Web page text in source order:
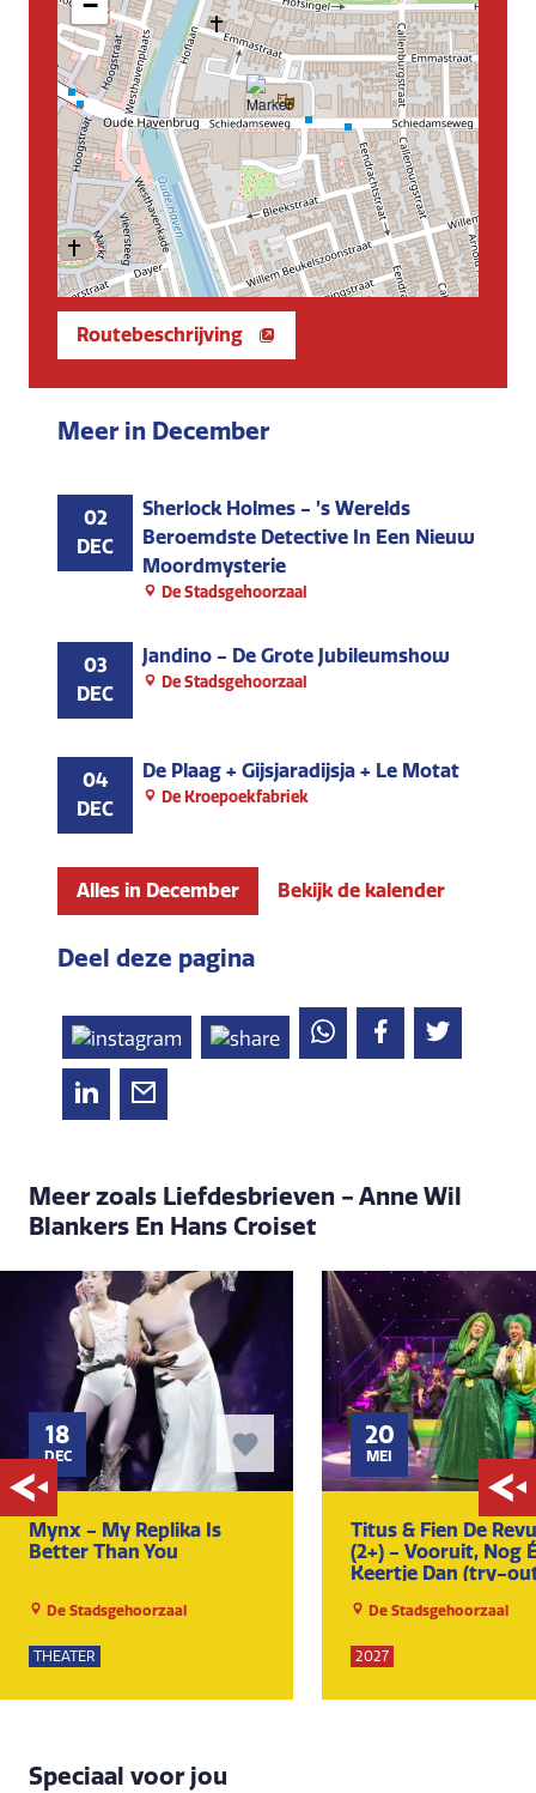
Routebeschrijving
Meer in December
02
DEC
Sherlock Holmes - ’s Werelds
Beroemdste Detective In Een Nieuw
Moordmysterie
De Stadsgehoorzaal
03
DEC
Jandino - De Grote Jubileumshow
De Stadsgehoorzaal
04
DEC
De Plaag + Gijsjaradijsja + Le Motat
De Kroepoekfabriek
Alles in December Bekijk de kalender
Deel deze pagina
Meer zoals Liefdesbrieven - Anne Wil
Blankers En Hans Croiset
18
DEC
Mynx - My Replika Is
Better Than You
De Stadsgehoorzaal
THEATER
20
MEI
Titus & Fien De
(2+) - Vooruit, Nog
Keertje Dan (try-
De Stadsgehoorzaal
2027
Speciaal voor jou